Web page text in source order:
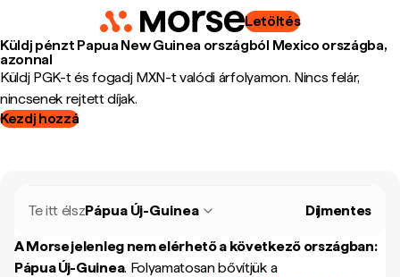
Letöltés
Küldj pénzt Papua New Guinea országból Mexico országba,
azonnal
Küldj PGK-t és fogadj MXN-t valódi árfolyamon. Nincs felár,
nincsenek rejtett díjak.
Kezdj hozzá
Te itt élszPápua Új-Guinea Díjmentes
A Morse jelenleg nem elérhető a következő országban:
Pápua Új-Guinea. Folyamatosan bővítjük a